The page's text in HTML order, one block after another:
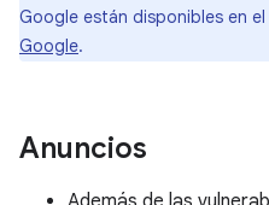
Google están disponibles en el
Google.
Anuncios